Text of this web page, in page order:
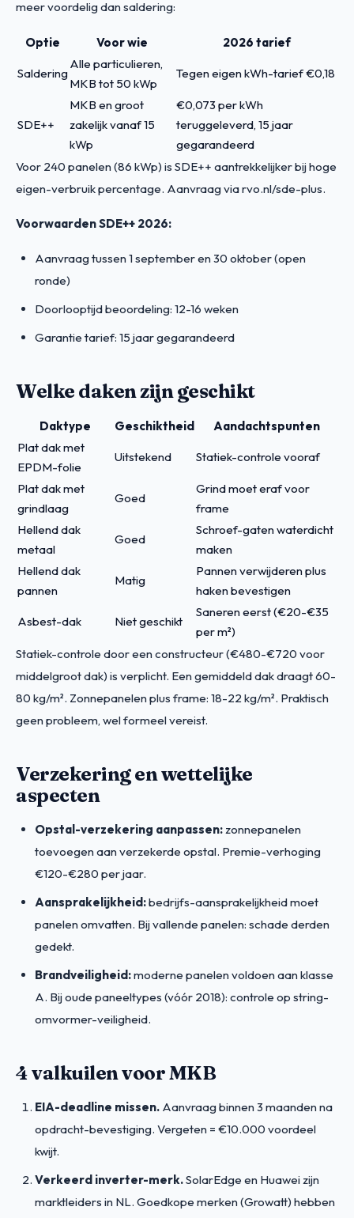
meer voordelig dan saldering:
Optie Voor wie 2026 tarief
Saldering
Alle particulieren,
MKB tot 50 kWp
Tegen eigen kWh-tarief €0,18
SDE++
MKB en groot
zakelijk vanaf 15
kWp
€0,073 per kWh
teruggeleverd, 15 jaar
gegarandeerd
Voor 240 panelen (86 kWp) is SDE++ aantrekkelijker bij hoge
eigen-verbruik percentage. Aanvraag via rvo.nl/sde-plus.
Voorwaarden SDE++ 2026:
Aanvraag tussen 1 september en 30 oktober (open
ronde)
Doorlooptijd beoordeling: 12-16 weken
Garantie tarief: 15 jaar gegarandeerd
Welke daken zijn geschikt
Daktype Geschiktheid
Aandachtspunten
Plat dak met
EPDM-folie
Uitstekend Statiek-controle vooraf
Plat dak met
grindlaag
Goed
Grind moet eraf voor
frame
Hellend dak
metaal
Goed
Schroef-gaten waterdicht
maken
Hellend dak
pannen
Matig
Pannen verwijderen plus
haken bevestigen
Asbest-dak Niet geschikt
Saneren eerst (€20-€35
per m²)
Statiek-controle door een constructeur (€480-€720 voor
middelgroot dak) is verplicht. Een gemiddeld dak draagt 60-
80 kg/m². Zonnepanelen plus frame: 18-22 kg/m². Praktisch
geen probleem, wel formeel vereist.
Verzekering en wettelijke
aspecten
Opstal-verzekering aanpassen:zonnepanelen
toevoegen aan verzekerde opstal. Premie-verhoging
€120-€280 per jaar.
Aansprakelijkheid:bedrijfs-aansprakelijkheid moet
panelen omvatten. Bij vallende panelen: schade derden
gedekt.
Brandveiligheid:moderne panelen voldoen aan klasse
A. Bij oude paneeltypes (vóór 2018): controle op string-
omvormer-veiligheid.
4 valkuilen voor MKB
EIA-deadline missen. Aanvraag binnen 3 maanden na
opdracht-bevestiging. Vergeten = €10.000 voordeel
kwijt.
Verkeerd inverter-merk.SolarEdge en Huawei zijn
marktleiders in NL. Goedkope merken (Growatt) hebben